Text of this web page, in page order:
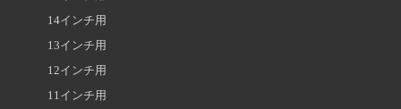
14インチ用
13インチ用
12インチ用
11インチ用